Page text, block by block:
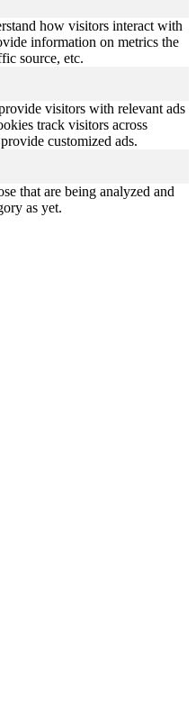
how visitors interact with
information on metrics the
source, etc.
visitors with relevant ads
track visitors across
customized ads.
that are being analyzed and
as yet.